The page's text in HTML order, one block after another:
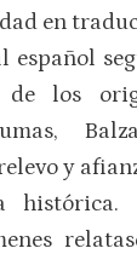
en
español
de los
y
histórica.